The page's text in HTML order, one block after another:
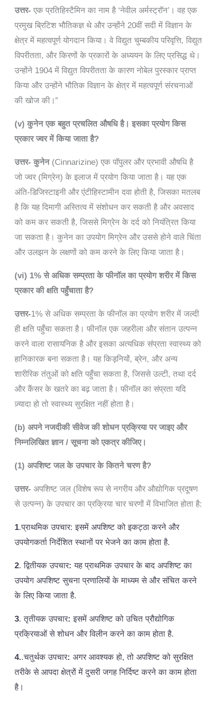
उत्तर- एक प्रतिहिस्टैमिन का नाम है ‘नेवील अर्मस्ट्रॉन’। वह एक
प्रमुख ब्रिटिश भौतिकज्ञ थे और उन्होंने 20वीं सदी में विज्ञान के
क्षेत्र में महत्वपूर्ण योगदान किया। वे विद्युत चुम्बकीय परिवृत्ति, विद्युत
विपरीतता, और किरणों के प्रकारों के अध्ययन के लिए प्रसिद्ध थे।
उन्होंने 1904 में विद्युत विपरीतता के कारण नोबेल पुरस्कार प्राप्त
किया और उन्होंने भौतिक विज्ञान के क्षेत्र में महत्वपूर्ण संरचनाओं
की खोज की।”
(v) कुनेन एक बहुत प्रचलित औषधि है। इसका प्रयोग किस
प्रकार ज्वर में किया जाता है?
उत्तर- कुनेन(Cinnarizine) एक पॉपुलर और प्रभावी औषधि है
जो ज्वर (मिग्रेन) के इलाज में प्रयोग किया जाता है। यह एक
अंति-डिजिस्टाइनी और एंटीहिस्टामीन दवा होती है, जिसका मतलब
है कि यह दिमागी अस्तित्व में संशोधन कर सकती है और अवसाद
को कम कर सकती है, जिससे मिग्रेन के दर्द को नियंत्रित किया
जा सकता है। कुनेन का उपयोग मिग्रेन और उससे होने वाले चिंता
और उलझन के लक्षणों को कम करने के लिए किया जाता है।
(vi) 1% से अधिक सम्प्रता के फीनॉल का प्रयोग शरीर में किस
प्रकार की क्षति पहुँचाता है?
उत्तर-1% से अधिक सम्प्रता के फीनॉल का प्रयोग शरीर में जल्दी
ही क्षति पहुँचा सकता है। फीनॉल एक जहरीला और संतान उत्पन्न
करने वाला रासायनिक है और इसका अत्यधिक संप्रता स्वास्थ्य को
हानिकारक बना सकता है। यह किड़नियों, ब्रेन, और अन्य
शारीरिक तंतुओं को क्षति पहुँचा सकता है, जिससे उल्टी, तथा दर्द
और कैंसर के खतरे का बढ़ जाता है। फीनॉल का संप्रता यदि
ज़्यादा हो तो स्वास्थ्य सुरक्षित नहीं होता है।
(b) अपने नजदीकी सीवेज की शोधन प्रक्रिया पर जाइए और
निम्नलिखित ज्ञान / सूचना को एकत्र कीजिए।
(1) अपशिष्ट जल के उपचार के कितने चरण है?
उत्तर- अपशिष्ट जल (विशेष रूप से नगरीय और औद्योगिक प्रदूषण
से उत्पन्न) के उपचार का प्रक्रिया चार चरणों में विभाजित होता है:
1.प्राथमिक उपचार: इसमें अपशिष्ट को इकट्ठा करने और
उपयोगकर्ता निर्देशित स्थानों पर भेजने का काम होता है.
2. द्वितीयक उपचार: यह प्राथमिक उपचार के बाद अपशिष्ट का
उपयोग अपशिष्ट सुचना प्रणालियों के माध्यम से और संचित करने
के लिए किया जाता है.
3. तृतीयक उपचार: इसमें अपशिष्ट को उचित प्रौद्योगिक
प्रक्रियाओं से शोधन और विलीन करने का काम होता है.
4..चतुर्थक उपचार: अगर आवश्यक हो, तो अपशिष्ट को सुरक्षित
तरीके से आपदा क्षेत्रों में दुसरी जगह निर्दिष्ट करने का काम होता
है।